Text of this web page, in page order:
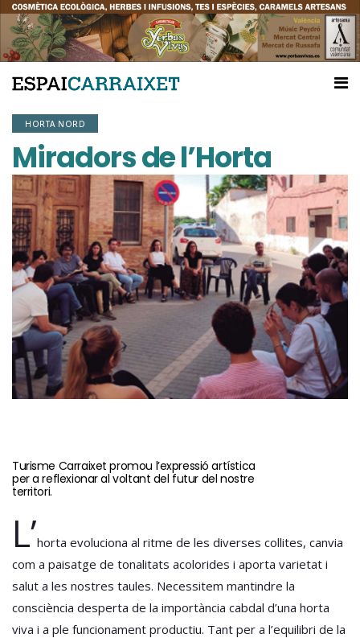
HORTA NORD
Miradors de l’Horta
Turisme Carraixet promou l’expressió artística
per a reflexionar al voltant del futur del nostre
territori.
L’horta evoluciona al ritme de les diverses collites, canvia
com a paisatge de tonalitats acolorides i aporta varietat i
salut a les nostres taules. Necessitem mantindre la
consciència desperta de la importància cabdal d’una horta
viva i a ple funcionament productiu. Tant per a l’equilibri de la